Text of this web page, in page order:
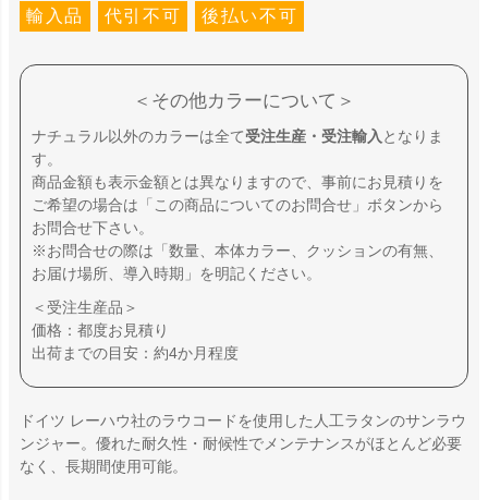
輸入品 代引不可 後払い不可
＜その他カラーについて＞
ナチュラル以外のカラーは全て受注生産・受注輸入となりま
す。
商品金額も表示金額とは異なりますので、事前にお見積りを
ご希望の場合は「この商品についてのお問合せ」ボタンから
お問合せ下さい。
※お問合せの際は「数量、本体カラー、クッションの有無、
お届け場所、導入時期」を明記ください。
＜受注生産品＞
価格：都度お見積り
出荷までの目安：約4か月程度
ドイツ レーハウ社のラウコードを使用した人工ラタンのサンラウ
ンジャー。優れた耐久性・耐候性でメンテナンスがほとんど必要
なく、長期間使用可能。